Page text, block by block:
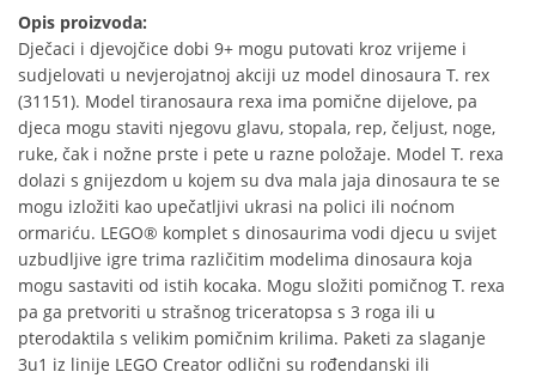
Opis proizvoda:
Dječaci i djevojčice dobi 9+ mogu putovati kroz vrijeme i
sudjelovati u nevjerojatnoj akciji uz model dinosaura T. rex
(31151). Model tiranosaura rexa ima pomične dijelove, pa
djeca mogu staviti njegovu glavu, stopala, rep, čeljust, noge,
ruke, čak i nožne prste i pete u razne položaje. Model T. rexa
dolazi s gnijezdom u kojem su dva mala jaja dinosaura te se
mogu izložiti kao upečatljivi ukrasi na polici ili noćnom
ormariću. LEGO® komplet s dinosaurima vodi djecu u svijet
uzbudljive igre trima različitim modelima dinosaura koja
mogu sastaviti od istih kocaka. Mogu složiti pomičnog T. rexa
pa ga pretvoriti u strašnog triceratopsa s 3 roga ili u
pterodaktila s velikim pomičnim krilima. Paketi za slaganje
3u1 iz linije LEGO Creator odlični su rođendanski ili